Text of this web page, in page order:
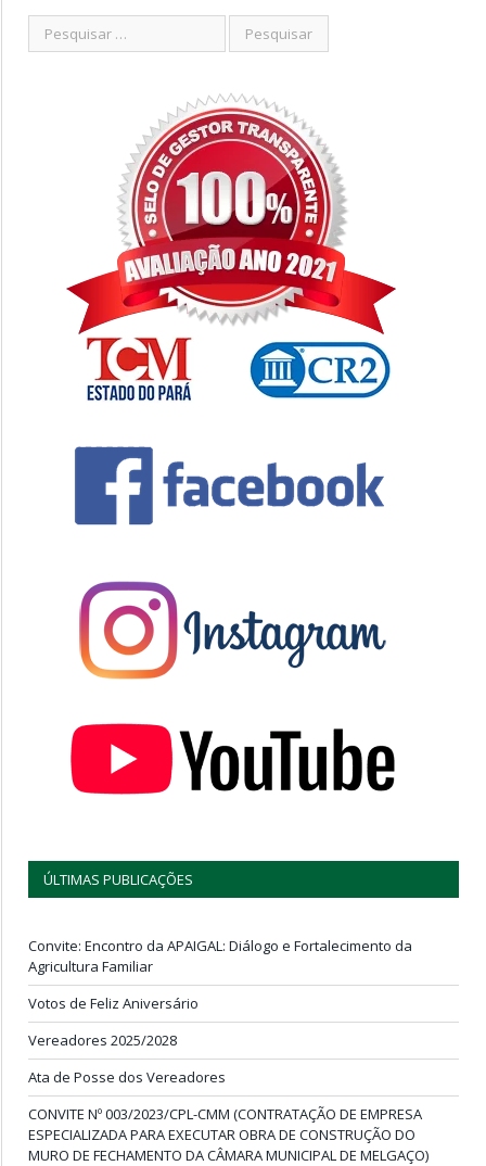
ÚLTIMAS PUBLICAÇÕES
Convite: Encontro da APAIGAL: Diálogo e Fortalecimento da
Agricultura Familiar
Votos de Feliz Aniversário
Vereadores 2025/2028
Ata de Posse dos Vereadores
CONVITE Nº 003/2023/CPL-CMM (CONTRATAÇÃO DE EMPRESA
ESPECIALIZADA PARA EXECUTAR OBRA DE CONSTRUÇÃO DO
MURO DE FECHAMENTO DA CÂMARA MUNICIPAL DE MELGAÇO)